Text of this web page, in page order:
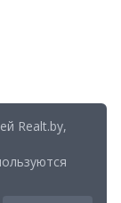
Realt.by,